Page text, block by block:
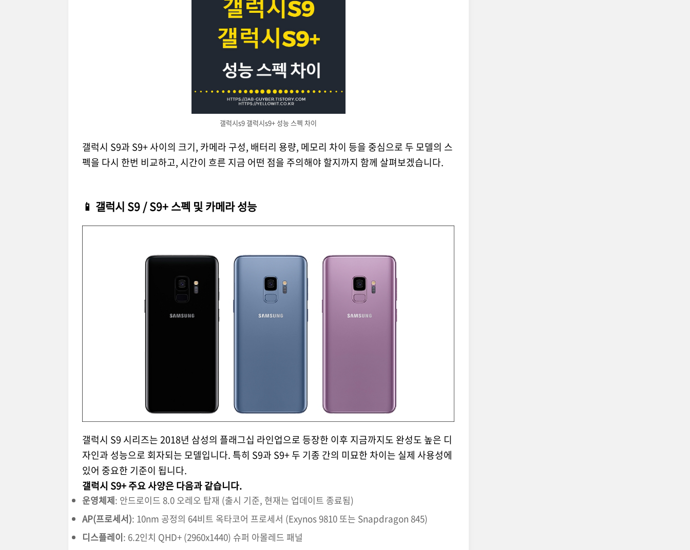
갤럭시s9 갤럭시s9+ 성능 스펙 차이
갤럭시 S9과 S9+ 사이의 크기, 카메라 구성, 배터리 용량, 메모리 차이 등을 중심으로 두 모델의 스
펙을 다시 한번 비교하고, 시간이 흐른 지금 어떤 점을 주의해야 할지까지 함께 살펴보겠습니다.
📱 갤럭시 S9 / S9+ 스펙 및 카메라 성능
갤럭시 S9 시리즈는 2018년 삼성의 플래그십 라인업으로 등장한 이후 지금까지도 완성도 높은 디
자인과 성능으로 회자되는 모델입니다. 특히 S9과 S9+ 두 기종 간의 미묘한 차이는 실제 사용성에
있어 중요한 기준이 됩니다.
갤럭시 S9+ 주요 사양은 다음과 같습니다.
운영체제: 안드로이드 8.0 오레오 탑재 (출시 기준, 현재는 업데이트 종료됨)
AP(프로세서): 10nm 공정의 64비트 옥타코어 프로세서 (Exynos 9810 또는 Snapdragon 845)
디스플레이: 6.2인치 QHD+ (2960x1440) 슈퍼 아몰레드 패널